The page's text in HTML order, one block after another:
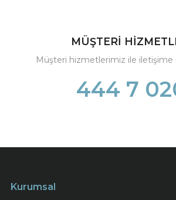
MÜŞTERİ
Müşteri hizmetlerimiz ile iletişime
444 7
Kurumsal